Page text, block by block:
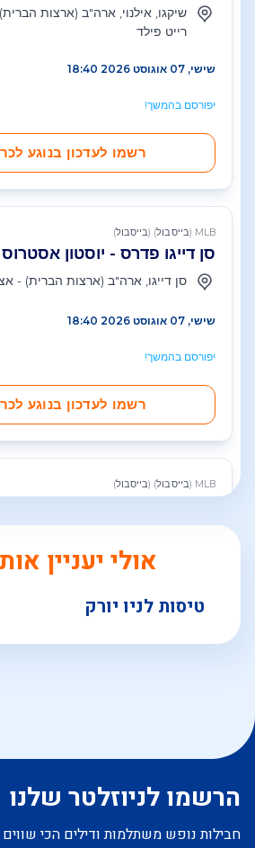
אולי יעניין
טיסות לניו יורק
הרשמו לניוזלטר שלנו
חבילות נופש משתלמות ודילים הכי